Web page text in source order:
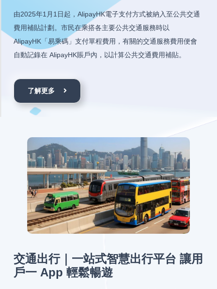
由2025年1月1日起，AlipayHK電子支付方式被納入至公共交通
費用補貼計劃。市民在乘搭各主要公共交通服務時以
AlipayHK「易乘碼」支付單程費用，有關的交通服務費用便會
自動記錄在 AlipayHK賬戶內，以計算公共交通費用補貼。
了解更多
交通出行｜一站式智慧出行平台 讓用
戶一 App 輕鬆暢遊